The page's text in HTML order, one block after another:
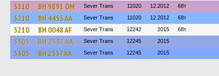
3210 BH 9891 OM Sever Trans 11020 12.2012 68т
3210 BH 4453 AA Sever Trans 11020 12.2012 68т
3210 BH 0048 AF Sever Trans 12242 2015 68т
3305 BH 2537 AA Sever Trans 12245 2015
3305 BH 2537 AA Sever Trans 12245 2015